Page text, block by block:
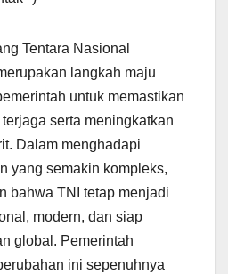
Tentara Nasional
langkah maju
untuk memastikan
serta meningkatkan
Dalam menghadapi
yang semakin kompleks,
bahwa TNI tetap menjadi
modern, dan siap
global. Pemerintah
ini sepenuhnya